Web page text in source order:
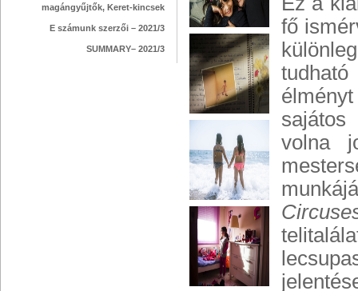
magángyűjtők, Keret-kincsek
E számunk szerzői – 2021/3
SUMMARY– 2021/3
fő
sajátos
volna